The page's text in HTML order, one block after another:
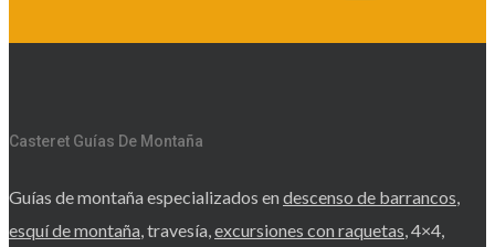
Casteret Guías De Montaña
Guías de montaña especializados en descenso de barrancos,
esquí de montaña, travesía,excursiones con raquetas, 4×4,